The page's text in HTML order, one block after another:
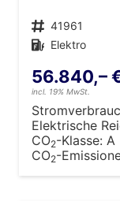
Fahrzeugnr. 41961
Kraftstoff Elektro
56.840,–
incl. 19% MwSt.
Elektrische
CO2-Klasse: A
CO2-